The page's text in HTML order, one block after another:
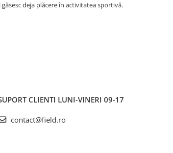
deja plăcere în activitatea sportivă.
CLIENTI LUNI-VINERI 09-17
contact@field.ro